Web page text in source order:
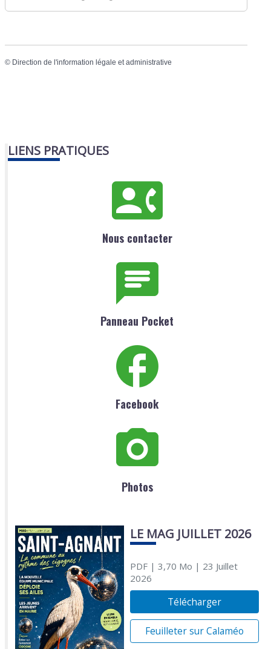
© Direction de l'information légale et administrative
LIENS PRATIQUES
Nous contacter
Panneau Pocket
Facebook
Photos
LE MAG JUILLET 2026
PDF| 3,70 Mo | 23 Juillet
2026
Télécharger
Feuilleter sur Calaméo